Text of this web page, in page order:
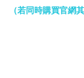
（若同時購買官網